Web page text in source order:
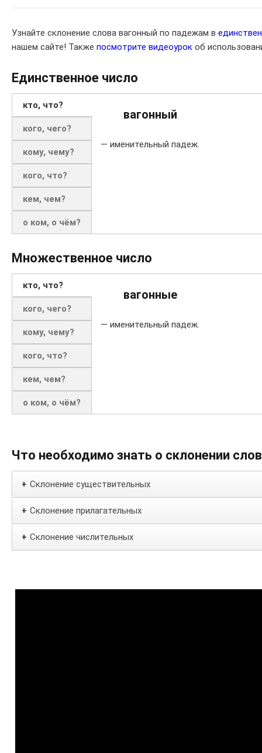
Узнайте склонение слова вагонный по падежам в
нашем сайте! Также посмотрите видеоурок об
Единственное число
кто, что?
кого, чего?
кому, чему?
кого, что?
кем, чем?
о ком, о чём?
вагонный
— именительный падеж.
Множественное число
кто, что?
кого, чего?
кому, чему?
кого, что?
кем, чем?
о ком, о чём?
вагонные
— именительный падеж.
Что необходимо знать о склонении
+ Склонение существительных
+ Склонение прилагательных
+ Склонение числительных